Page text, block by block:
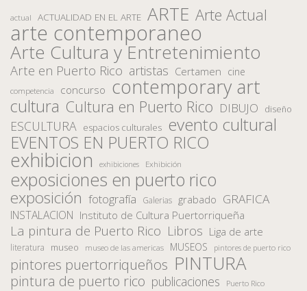
actual ACTUALIDAD EN EL ARTE ARTE Arte Actual
arte contemporaneo
Arte Cultura y Entretenimiento
Arte en Puerto Rico artistas Certamen cine
competencia concurso contemporary art
cultura Cultura en Puerto Rico DIBUJO diseño
ESCULTURA espacios culturales evento cultural
EVENTOS EN PUERTO RICO
exhibicion exhibiciones Exhibición
exposiciones en puerto rico
exposición fotografía Galerias grabado GRAFICA
INSTALACION Instituto de Cultura Puertorriqueña
La pintura de Puerto Rico Libros Liga de arte
literatura museo museo de las americas MUSEOS pintores de puerto rico
pintores puertorriqueños PINTURA
pintura de puerto rico publicaciones Puerto Rico